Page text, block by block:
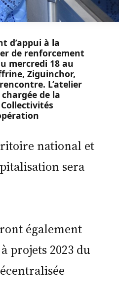
d’appui à la
de renforcement
mercredi 18 au
Ziguinchor,
L’atelier
de la
national et
sera
également
projets 2023 du